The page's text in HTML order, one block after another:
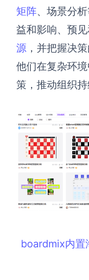
矩阵、场景分
益和影响、预见
源 ，并把握决
他们在复杂环
策，推动组织持
boardmix内置